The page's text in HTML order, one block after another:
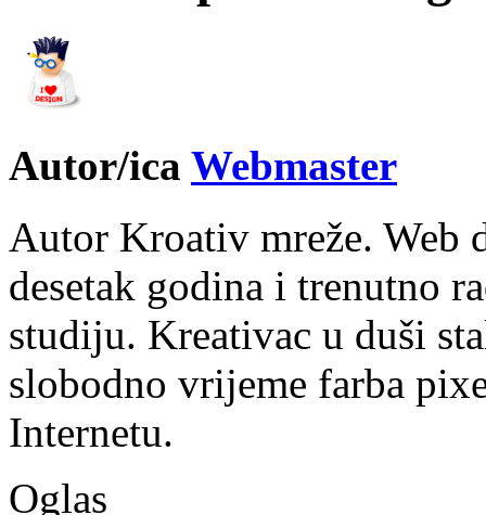
Autor/ica Webmaster
Autor Kroativ mreže. Web
desetak godina i trenutno
studiju. Kreativac u duši
slobodno vrijeme farba
Internetu.
Oglas